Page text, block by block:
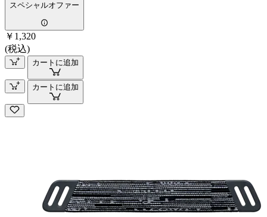
スペシャルオファー
￥1,320
(税込)
カートに追加
カートに追加